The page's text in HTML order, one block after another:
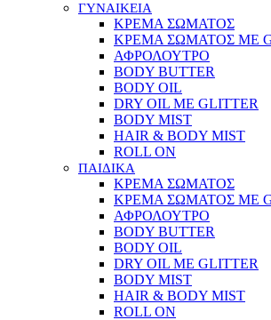
ΓΥΝΑΙΚΕΙΑ
ΚΡΕΜΑ ΣΩΜΑΤΟΣ
ΚΡΕΜΑ ΣΩΜΑΤΟΣ ΜΕ
ΑΦΡΟΛΟΥΤΡΟ
BODY BUTTER
BODY OIL
DRY OIL ΜΕ GLITTER
BODY MIST
HAIR & BODY MIST
ROLL ON
ΠΑΙΔΙΚΑ
ΚΡΕΜΑ ΣΩΜΑΤΟΣ
ΚΡΕΜΑ ΣΩΜΑΤΟΣ ΜΕ
ΑΦΡΟΛΟΥΤΡΟ
BODY BUTTER
BODY OIL
DRY OIL ΜΕ GLITTER
BODY MIST
HAIR & BODY MIST
ROLL ON